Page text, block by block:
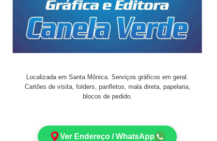
Localizada em Santa Mônica. Serviços gráficos em geral.
Cartões de visita, folders, panfletos, mala direta, papelaria,
blocos de pedido.
Ver Endereço / WhatsApp